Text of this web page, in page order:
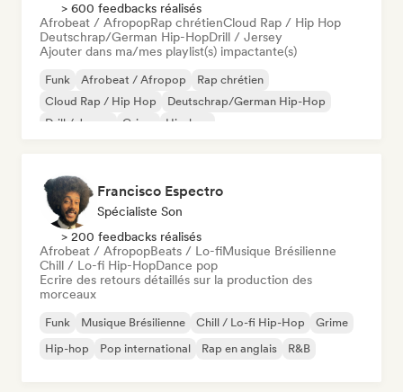
> 600 feedbacks réalisés
Afrobeat / AfropopRap chrétienCloud Rap / Hip Hop
Deutschrap/German Hip-HopDrill / Jersey
Ajouter dans ma/mes playlist(s) impactante(s)
Funk Afrobeat / Afropop
Rap chrétien
Cloud Rap / Hip Hop
Deutschrap/German Hip-Hop
Drill / Jersey
Grime Hip-hop
Francisco Espectro
Spécialiste Son
> 200 feedbacks réalisés
Afrobeat / AfropopBeats / Lo-fiMusique Brésilienne
Chill / Lo-fi Hip-HopDance pop
Ecrire des retours détaillés sur la production des
morceaux
Funk Musique Brésilienne Chill / Lo-fi Hip-Hop
Grime
Hip-hop
Pop international Rap en anglais R&B